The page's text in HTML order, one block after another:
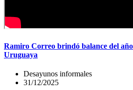
Ramiro Correo brindó balance del
Uruguaya
Desayunos informales
31/12/2025